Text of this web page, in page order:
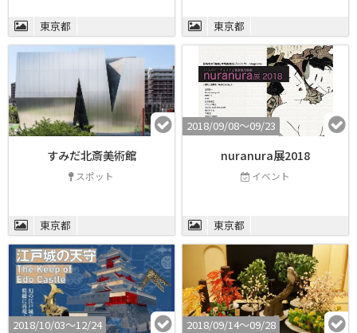
東京都 東京都
すみだ北斎美術館
スポット
東京都
2018/09/08〜09/23
nuranura展2018
イベント
東京都
2018/10/03〜12/24 2018/09/14〜09/28